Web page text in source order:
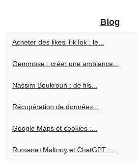
Blog
Acheter des likes TikTok : le...
Gemmose : créer une ambiance...
Nassim Boukrouh : de fils...
Récupération de données...
Google Maps et cookies :...
Romane+Maltnoy et ChatGPT :...